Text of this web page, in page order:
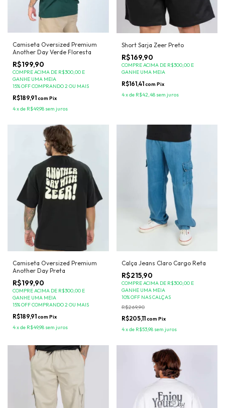
Camiseta Oversized Premium
Another Day Verde Floresta
R$199,90
COMPRE ACIMA DE R$300,00 E
GANHE UMA MEIA
15% OFF COMPRANDO 2 OU MAIS
R$189,91com Pix
4xde R$49,98 sem juros
Short Sarja Zeer Preto
R$169,90
COMPRE ACIMA DE R$300,00 E
GANHE UMA MEIA
R$161,41com Pix
4xde R$42,48 sem juros
Camiseta Oversized Premium
Another Day Preta
R$199,90
COMPRE ACIMA DE R$300,00 E
GANHE UMA MEIA
15% OFF COMPRANDO 2 OU MAIS
R$189,91com Pix
4xde R$49,98 sem juros
Calça Jeans Claro Cargo Reta
R$215,90
COMPRE ACIMA DE R$300,00 E
GANHE UMA MEIA
10% OFF NAS CALÇAS
R$269,90
R$205,11com Pix
4xde R$53,98 sem juros